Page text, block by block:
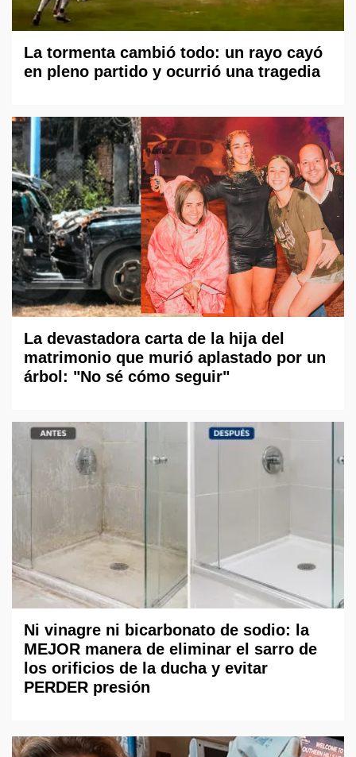
La tormenta cambió todo: un rayo cayó
en pleno partido y ocurrió una tragedia
La devastadora carta de la hija del
matrimonio que murió aplastado por un
árbol: "No sé cómo seguir"
Ni vinagre ni bicarbonato de sodio: la
MEJOR manera de eliminar el sarro de
los orificios de la ducha y evitar
PERDER presión